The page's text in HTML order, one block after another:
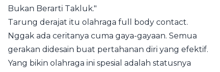
Bukan Berarti Takluk."
Tarung derajat itu olahraga full body contact.
Nggak ada ceritanya cuma gaya-gayaan. Semua
gerakan didesain buat pertahanan diri yang efektif.
Yang bikin olahraga ini spesial adalah statusnya